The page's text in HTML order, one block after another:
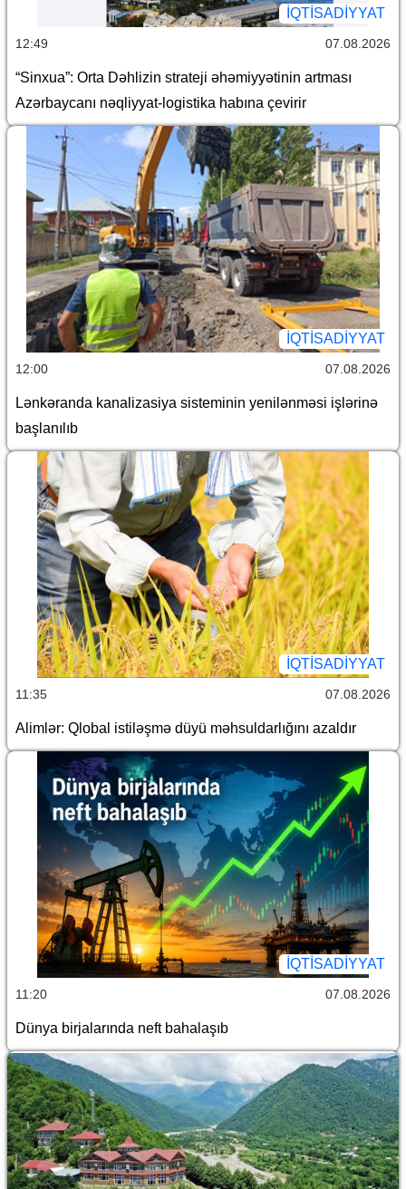
İQTİSADİYYAT
12:49 07.08.2026
“Sinxua”: Orta Dəhlizin strateji əhəmiyyətinin artması
Azərbaycanı nəqliyyat-logistika habına çevirir
İQTİSADİYYAT
12:00 07.08.2026
Lənkəranda kanalizasiya sisteminin yenilənməsi işlərinə
başlanılıb
İQTİSADİYYAT
11:35 07.08.2026
Alimlər: Qlobal istiləşmə düyü məhsuldarlığını azaldır
İQTİSADİYYAT
11:20 07.08.2026
Dünya birjalarında neft bahalaşıb